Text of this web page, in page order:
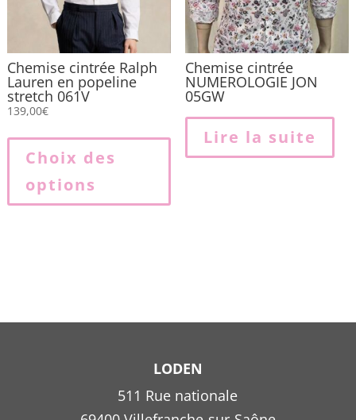
Chemise cintrée Ralph
Lauren en popeline
stretch 061V
139,00€
Choix des
options
produit
page
du
Chemise cintrée
NUMEROLOGIE JON
05GW
Lire la suite
LODEN
511 Rue nationale